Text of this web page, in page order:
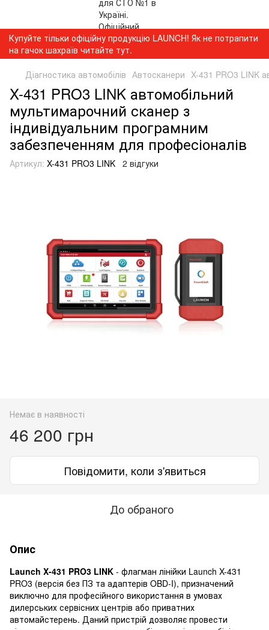
Купуйте тільки офіційну продукцію LAUNCH! Як не потрапити
на гачок шахраїв читайте тут.
Діагностика автомобілів Автосканери X-431 PRO3 LINK
X-431 PRO3 LINK автомобільний
мультимарочний сканер з
індивідуальним програмним
забезпеченням для професіоналів
Артикул: X-431 PRO3 LINK 2 відгуки
Немає в наявності
46 200 грн
Повідомити, коли з'явиться
До обраного
Опис
Launch X-431 PRO3 LINK - флагман лінійки Launch X-431
PRO3 (версія без ПЗ та адаптерів OBD-I), призначений
виключно для професійного використання в умовах
дилерських сервісних центрів або приватних
автомайстерень. Даний пристрій дозволяє провести